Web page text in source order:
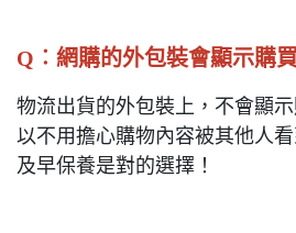
Q︰ 網購的外包裝會顯示購
物流出貨的外包裝上，不會顯
以不用擔心購物內容被其他人
及早保養是對的選擇！